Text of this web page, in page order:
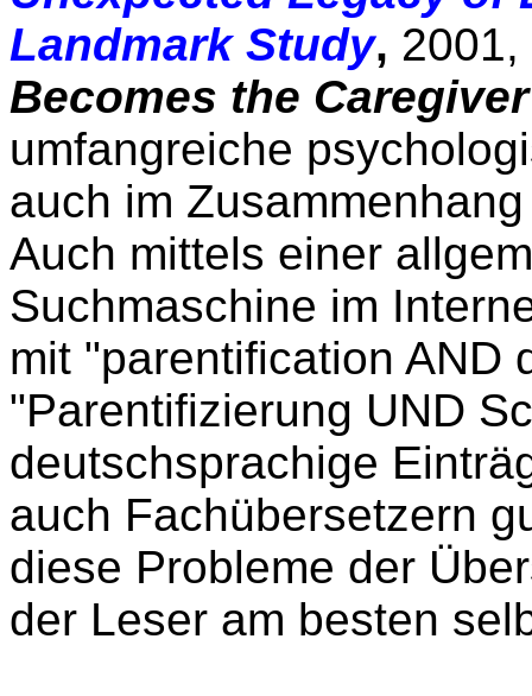
Landmark Study,
Becomes the Caregiver
umfangreiche
auch im
Auch mittels einer
Suchmaschine im
mit "parentification AND
"Parentifizierung UND
deutschsprachige
auch Fachübersetzern
diese Probleme der
der Leser am besten